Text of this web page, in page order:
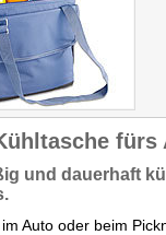
fürs
und dauerhaft
Auto oder beim